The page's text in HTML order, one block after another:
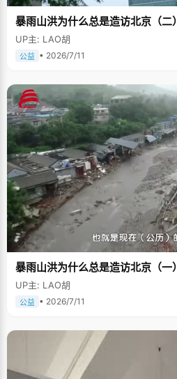
暴雨山洪为什么总是造访北京（二）
UP主: LAO胡
公益 • 2026/7/11
暴雨山洪为什么总是造访北京（一）
UP主: LAO胡
公益 • 2026/7/11